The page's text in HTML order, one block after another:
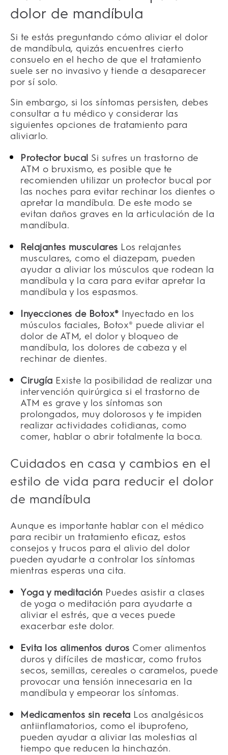
dolor de mandíbula
Si te estás preguntando cómo aliviar el dolor
de mandíbula, quizás encuentres cierto
consuelo en el hecho de que el tratamiento
suele ser no invasivo y tiende a desaparecer
por sí solo.
Sin embargo, si los síntomas persisten, debes
consultar a tu médico y considerar las
siguientes opciones de tratamiento para
aliviarlo.
Protector bucal Si sufres un trastorno de
ATM o bruxismo, es posible que te
recomienden utilizar un protector bucal por
las noches para evitar rechinar los dientes o
apretar la mandíbula. De este modo se
evitan daños graves en la articulación de la
mandíbula.
Relajantes musculares Los relajantes
musculares, como el diazepam, pueden
ayudar a aliviar los músculos que rodean la
mandíbula y la cara para evitar apretar la
mandíbula y los espasmos.
Inyecciones de Botox® Inyectado en los
músculos faciales, Botox® puede aliviar el
dolor de ATM, el dolor y bloqueo de
mandíbula, los dolores de cabeza y el
rechinar de dientes.
Cirugía Existe la posibilidad de realizar una
intervención quirúrgica si el trastorno de
ATM es grave y los síntomas son
prolongados, muy dolorosos y te impiden
realizar actividades cotidianas, como
comer, hablar o abrir totalmente la boca.
Cuidados en casa y cambios en el
estilo de vida para reducir el dolor
de mandíbula
Aunque es importante hablar con el médico
para recibir un tratamiento eficaz, estos
consejos y trucos para el alivio del dolor
pueden ayudarte a controlar los síntomas
mientras esperas una cita.
Yoga y meditación Puedes asistir a clases
de yoga o meditación para ayudarte a
aliviar el estrés, que a veces puede
exacerbar este dolor.
Evita los alimentos duros Comer alimentos
duros y difíciles de masticar, como frutos
secos, semillas, cereales o caramelos, puede
provocar una tensión innecesaria en la
mandíbula y empeorar los síntomas.
Medicamentos sin receta Los analgésicos
antiinflamatorios, como el ibuprofeno,
pueden ayudar a aliviar las molestias al
tiempo que reducen la hinchazón.